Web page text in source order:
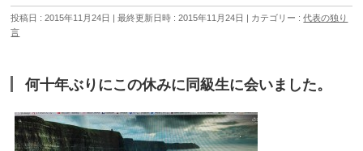
投稿日 : 2015年11月24日 最終更新日時 : 2015年11月24日 カテゴリー :代表の独り
言
何十年ぶりにこの休みに同級生に会いました。